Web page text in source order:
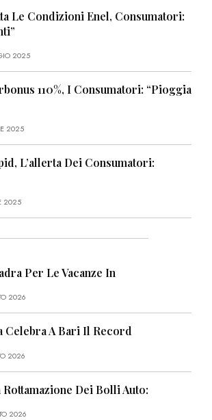
Le Condizioni Enel, Consumatori:
2025
110%, I Consumatori: “Pioggia
2025
L’allerta Dei Consumatori:
2025
Per Le Vacanze In
2026
Celebra A Bari Il Record
2026
Dei Bolli Auto:
2026